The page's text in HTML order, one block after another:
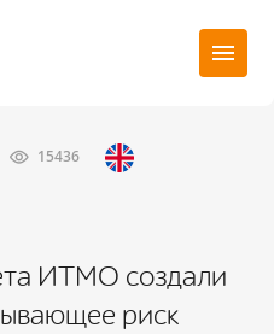
15436
ИТМО создали
риск